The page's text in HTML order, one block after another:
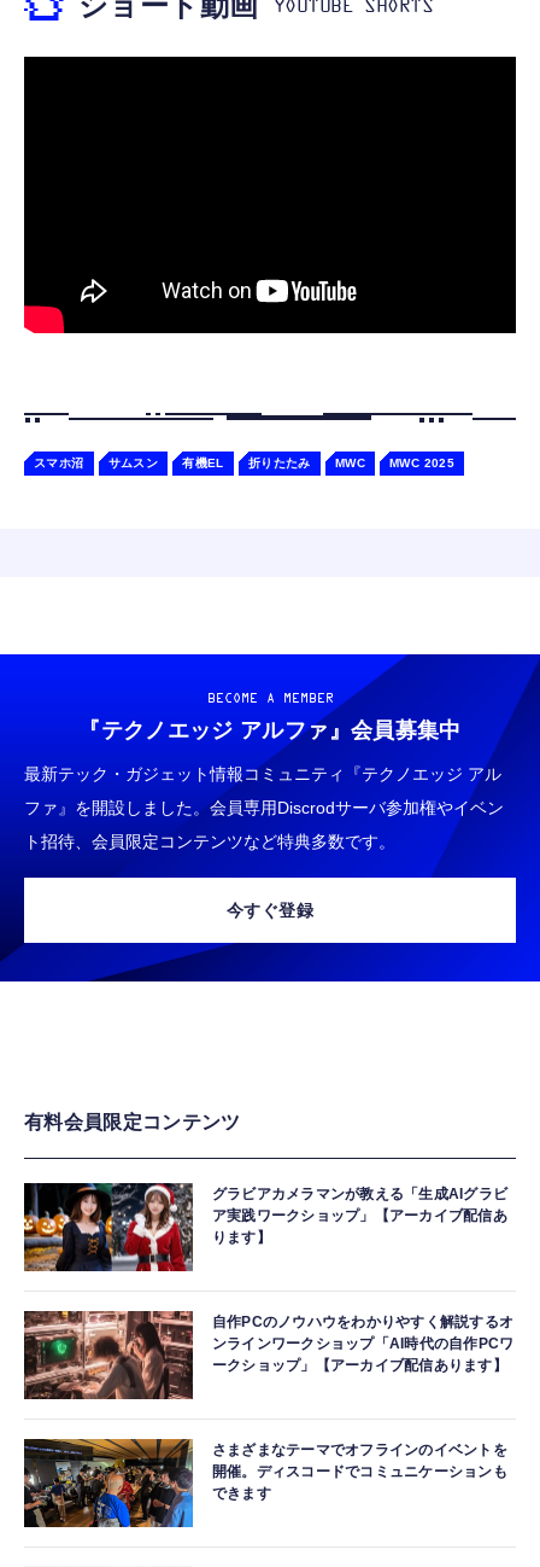
Pixel Type C機種対応
ANDERY スマホホルダー 車 【真空ゲル吸盤
スマホ沼 サムスン 有機EL 折りたたみ MWC MWC 2025
BECOME A MEMBER
『テクノエッジ アルファ』 会員募集中
最新テック・ガジェット情報コミュニティ『テクノエッジ アル
ファ』を開設しました。会員専用Discrodサーバ参加権やイベン
ト招待、会員限定コンテンツなど特典多数です。
今すぐ登録
有料会員限定コンテンツ
グラビアカメラマンが教える「生成AIグラビ
ア実践ワークショップ」【アーカイブ配信あ
ります】
自作PCのノウハウをわかりやすく解説するオ
ンラインワークショップ「AI時代の自作PCワ
ークショップ」【アーカイブ配信あります】
さまざまなテーマでオフラインのイベントを
開催。ディスコードでコミュニケーションも
できます